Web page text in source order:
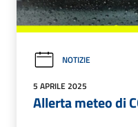
NOTIZIE
5 APRILE 2025
Allerta meteo di